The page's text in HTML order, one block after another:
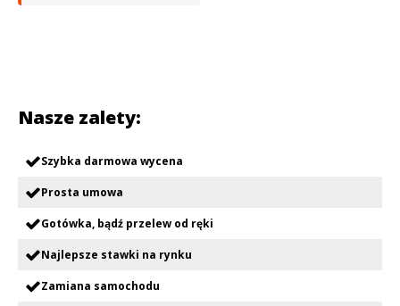
Nasze zalety:
Szybka darmowa wycena
Prosta umowa
Gotówka, bądź przelew od ręki
Najlepsze stawki na rynku
Zamiana samochodu